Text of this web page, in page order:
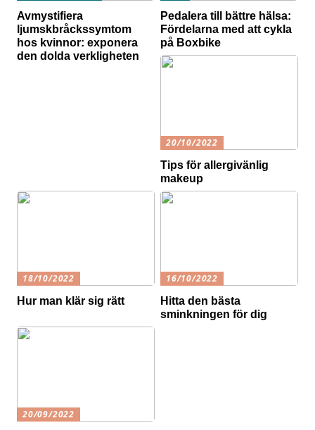
Avmystifiera
ljumskbråckssymtom
hos kvinnor: exponera
den dolda verkligheten
Pedalera till bättre hälsa:
Fördelarna med att cykla
på Boxbike
20/10/2022
Tips för allergivänlig
makeup
18/10/2022
Hur man klär sig rätt
16/10/2022
Hitta den bästa
sminkningen för dig
20/09/2022